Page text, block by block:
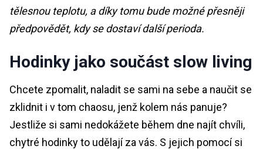
tělesnou teplotu, a díky tomu bude možné přesněji
předpovědět, kdy se dostaví další perioda.
Hodinky jako součást slow living
Chcete zpomalit, naladit se sami na sebe a naučit se
zklidnit i v tom chaosu, jenž kolem nás panuje?
Jestliže si sami nedokážete během dne najít chvíli,
chytré hodinky to udělají za vás. S jejich pomocí si